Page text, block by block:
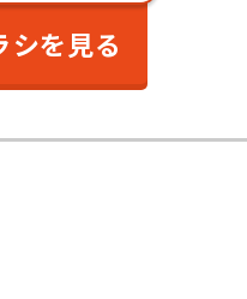
シを見る